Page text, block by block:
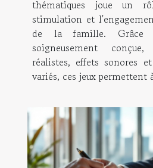
thématiques joue un
stimulation et
de la famille. Grâce
soigneusement
réalistes, effets sonores
variés, ces jeux permettent